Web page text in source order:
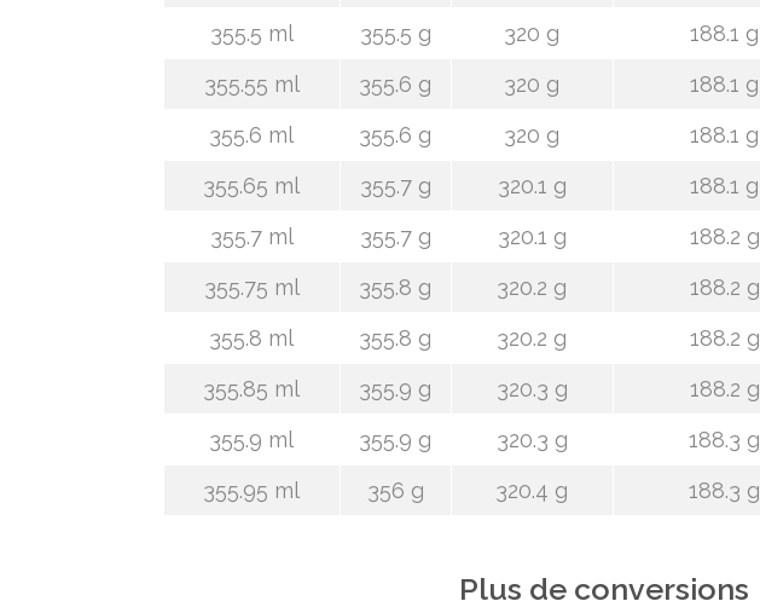
355.5 ml
355.5 g 320 g 188.1 g
355.55 ml
355.6 g 320 g 188.1 g
355.6 ml
355.6 g 320 g 188.1 g
355.65 ml
355.7 g 320.1 g 188.1 g
355.7 ml
355.7 g 320.1 g 188.2 g
355.75 ml
355.8 g 320.2 g 188.2 g
355.8 ml
355.8 g 320.2 g 188.2 g
355.85 ml
355.9 g 320.3 g 188.2 g
355.9 ml
355.9 g 320.3 g 188.3 g
355.95 ml
356 g 320.4 g 188.3 g
Plus de conversions